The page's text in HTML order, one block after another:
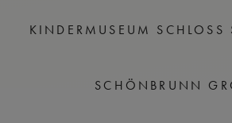
KINDERMUSEUM SCHLOSS
SCHÖNBRUNN